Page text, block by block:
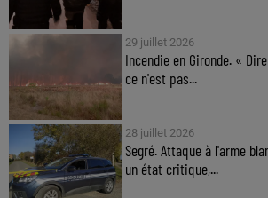
29 juillet 2026
Incendie en Gironde. «
ce n'est pas...
28 juillet 2026
Segré. Attaque à l'arme
un état critique,...